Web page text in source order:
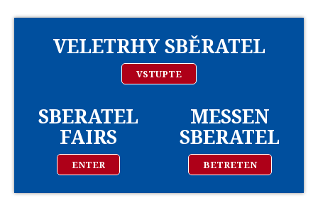
VELETRHY SBĚRATEL
VSTUPTE
SBERATEL
FAIRS
ENTER
MESSEN
SBERATEL
BETRETEN